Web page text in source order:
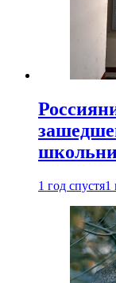
1 год спустя1